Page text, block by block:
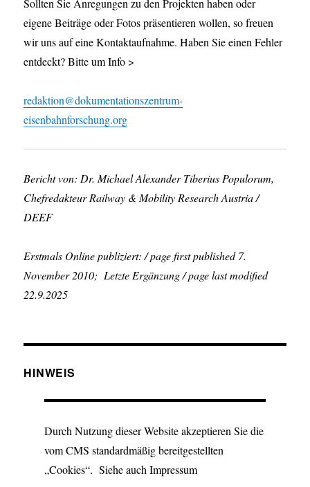
eigene Beiträge oder Fotos präsentieren wollen, so freuen
wir uns auf eine Kontaktaufnahme. Haben Sie einen Fehler
entdeckt? Bitte um Info >
redaktion@dokumentationszentrum-
eisenbahnforschung.org
Bericht von: Dr. Michael Alexander Tiberius Populorum,
Chefredakteur Railway & Mobility Research Austria /
DEEF
Erstmals Online publiziert: / page first published 7.
November 2010; Letzte Ergänzung / page last modified
22.9.2025
HINWEIS
Durch Nutzung dieser Website akzeptieren Sie die
vom CMS standardmäßig bereitgestellten
„Cookies“. Siehe auch Impressum